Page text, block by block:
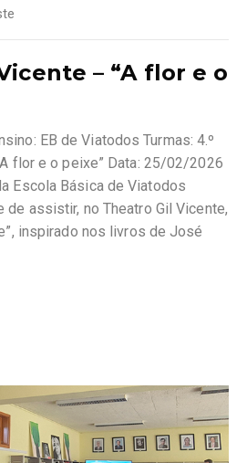
– “A flor e o
EB de Viatodos Turmas: 4.º
flor e o peixe” Data: 25/02/2026
Escola Básica de Viatodos
de assistir, no Theatro Gil Vicente,
inspirado nos livros de José